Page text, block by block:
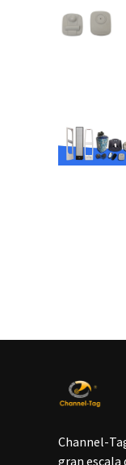
Channel-
gran escala